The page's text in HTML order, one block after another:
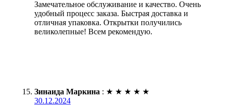
Замечательное обслуживание и качество. Очень
удобный процесс заказа. Быстрая доставка и
отличная упаковка. Открытки получились
великолепные! Всем рекомендую.
Зинаида Маркина : ★ ★ ★ ★ ★
30.12.2024